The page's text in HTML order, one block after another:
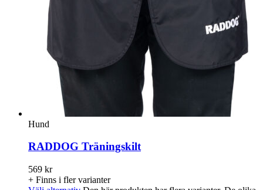
Hund
RADDOG Träningskilt
569 kr
+ Finns i fler varianter